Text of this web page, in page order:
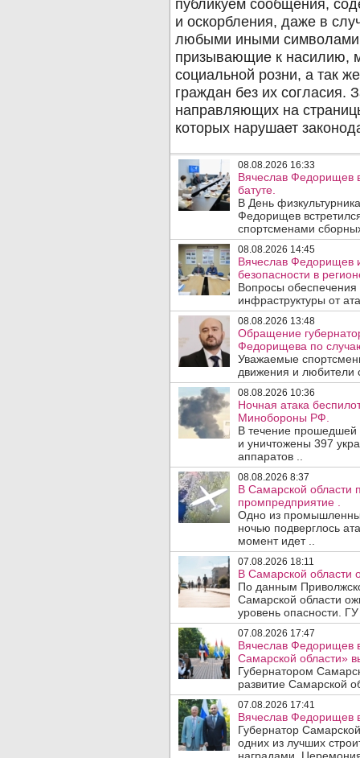
08.08.2026 16:33
Вячеслав Федорищев
батуте.
В День
Федорищев
спортсменами
08.08.2026 14:45
Вячеслав Федорищев
безопасности в
Вопросы обеспечения
инфраструктуры от
08.08.2026 13:48
Обращение
Федорищева по
Уважаемые
движения и любители
08.08.2026 10:36
Ночная атака
Минобороны РФ.
В течение
и уничтожены 397
аппаратов ..
08.08.2026 8:37
В Самарской области
промпредприятие .
Одно из
ночью подверглось
момент идет ..
07.08.2026 18:11
В Самарской области
По данным
Самарской области
уровень опасности.
07.08.2026 17:47
Вячеслав Федорищев
Самарской области»
Губернатором
развитие Самарской
07.08.2026 17:41
Вячеслав Федорищев
Губернатор
одних из лучших